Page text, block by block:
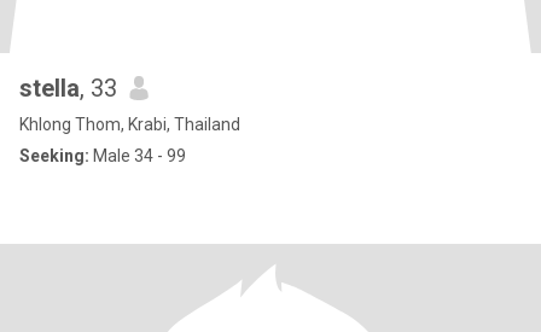
stella, 33
Khlong Thom, Krabi, Thailand
Seeking: Male 34 - 99